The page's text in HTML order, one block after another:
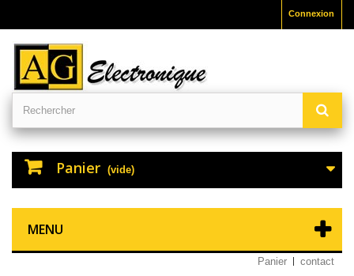
Connexion
Panier (vide)
MENU
Panier contact